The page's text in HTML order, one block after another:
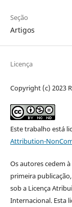
Seção
Artigos
Licença
Copyright (c) 2023
Este trabalho está
Attribution-
Os autores cedem
primeira
sob a Licença
Internacional. Esta